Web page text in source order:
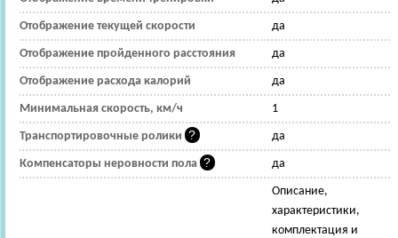
Отображение текущей скорости да
Отображение пройденного расстояния да
Отображение расхода калорий да
Минимальная скорость, км/ч 1
Транспортировочные ролики да
Компенсаторы неровности пола да
Описание,
характеристики,
комплектация и